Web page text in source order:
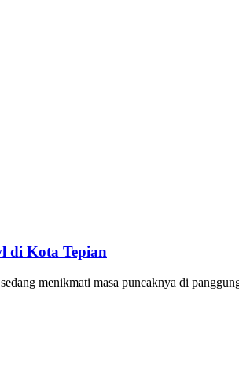
di Kota Tepian
menikmati masa puncaknya di